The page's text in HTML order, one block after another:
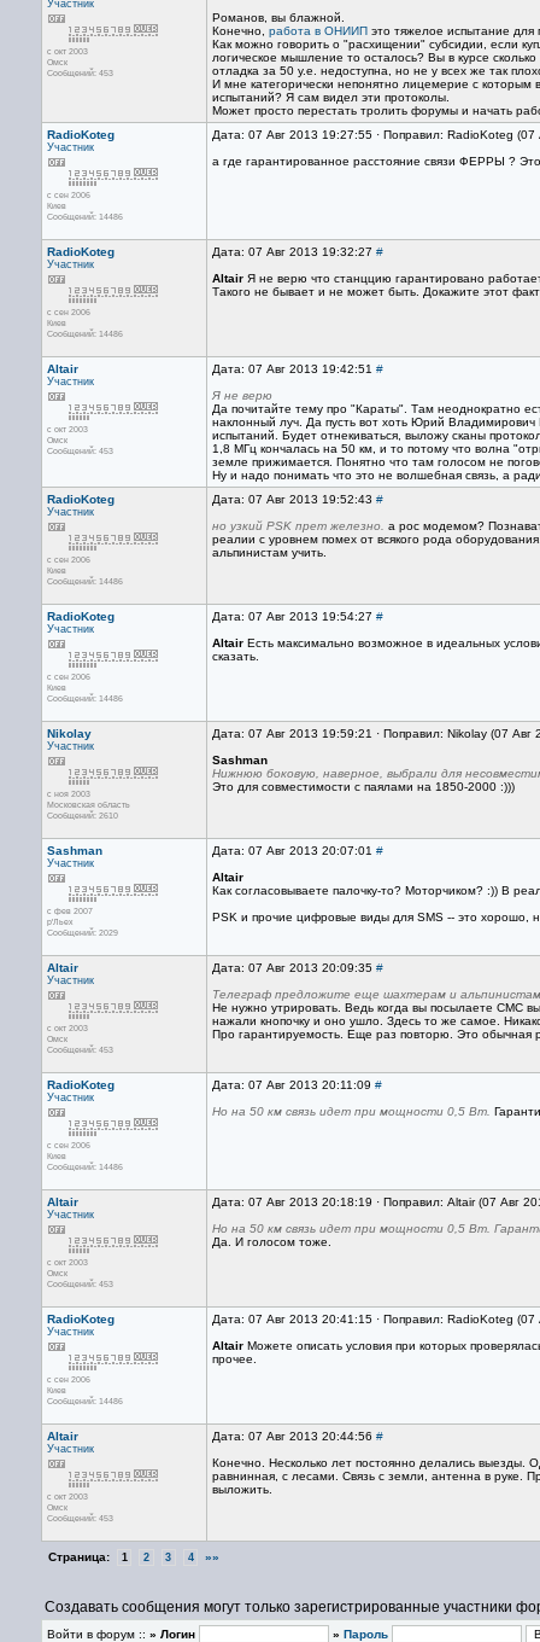
Участник
с окт 2003
Омск
Сообщений: 453
Романов, вы блажной.
Конечно, работа в ОНИИП это тяжелое испытание для
Как можно говорить о "расхищении" субсидии, если
логическое мышление то осталось? Вы в курсе
отладка за 50 у.е. недоступна, но не у всех же так
И мне категорически непонятно лицемерие с которым
испытаний? Я сам видел эти протоколы.
Может просто перестать тролить форумы и начать
RadioKoteg
Участник
с сен 2006
Киев
Сообщений: 14486
Дата: 07 Авг 2013 19:27:55 · Поправил: RadioKoteg
а где гарантированное расстояние связи ФЕРРЫ ?
RadioKoteg
Участник
с сен 2006
Киев
Сообщений: 14486
Дата: 07 Авг 2013 19:32:27 #
Altair Я не верю что станццию гарантировано
Такого не бывает и не может быть. Докажите этот
Altair
Участник
с окт 2003
Омск
Сообщений: 453
Дата: 07 Авг 2013 19:42:51 #
Я не верю
Да почитайте тему про "Караты". Там неоднократно
наклонный луч. Да пусть вот хоть Юрий
испытаний. Будет отнекиваться, выложу сканы
1,8 МГц кончалась на 50 км, и то потому что волна
земле прижимается. Понятно что там голосом не
Ну и надо понимать что это не волшебная связь, а
RadioKoteg
Участник
с сен 2006
Киев
Сообщений: 14486
Дата: 07 Авг 2013 19:52:43 #
но узкий PSK прет железно. а рос модемом?
реалии с уровнем помех от всякого рода
альпинистам учить.
RadioKoteg
Участник
с сен 2006
Киев
Сообщений: 14486
Дата: 07 Авг 2013 19:54:27 #
Altair Есть максимально возможное в идеальных
сказать.
Nikolay
Участник
с ноя 2003
Московская область
Сообщений: 2610
Дата: 07 Авг 2013 19:59:21 · Поправил: Nikolay (07
Sashman
Нижнюю боковую, наверное, выбрали для
Это для совместимости с паялами на 1850-2000 :)))
Sashman
Участник
с фев 2007
р'Льех
Сообщений: 2029
Дата: 07 Авг 2013 20:07:01 #
Altair
Как согласовываете палочку-то? Моторчиком? :)) В
PSK и прочие цифровые виды для SMS -- это хорошо,
Altair
Участник
с окт 2003
Омск
Сообщений: 453
Дата: 07 Авг 2013 20:09:35 #
Телеграф предложите еще шахтерам и
Не нужно утрировать. Ведь когда вы посылаете СМС
нажали кнопочку и оно ушло. Здесь то же самое.
Про гарантируемость. Еще раз повторю. Это обычная
RadioKoteg
Участник
с сен 2006
Киев
Сообщений: 14486
Дата: 07 Авг 2013 20:11:09 #
Но на 50 км связь идет при мощности 0,5 Вт.
Altair
Участник
с окт 2003
Омск
Сообщений: 453
Дата: 07 Авг 2013 20:18:19 · Поправил: Altair (07 Авг
Но на 50 км связь идет при мощности 0,5 Вт.
Да. И голосом тоже.
RadioKoteg
Участник
с сен 2006
Киев
Сообщений: 14486
Дата: 07 Авг 2013 20:41:15 · Поправил: RadioKoteg
Altair Можете описать условия при которых
прочее.
Altair
Участник
с окт 2003
Омск
Сообщений: 453
Дата: 07 Авг 2013 20:44:56 #
Конечно. Несколько лет постоянно делались выезды.
равнинная, с лесами. Связь с земли, антенна в руке.
выложить.
Страница: 1 2 3 4 »»
Создавать сообщения могут только зарегистрированные участники
Войти в форум :: » Логин » Пароль